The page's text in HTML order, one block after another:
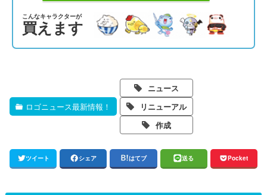
こんなキャラクターが
買えます
ロゴニュース最新情報！
ニュース
リニューアル
作成
ツイート シェア はてブ 送る Pocket